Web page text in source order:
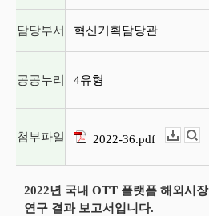
담당부서 혁신기획담당관
공공누리 4유형
첨부파일 2022-36.pdf
2022년 국내 OTT 플랫폼 해외시
연구 결과 보고서입니다.